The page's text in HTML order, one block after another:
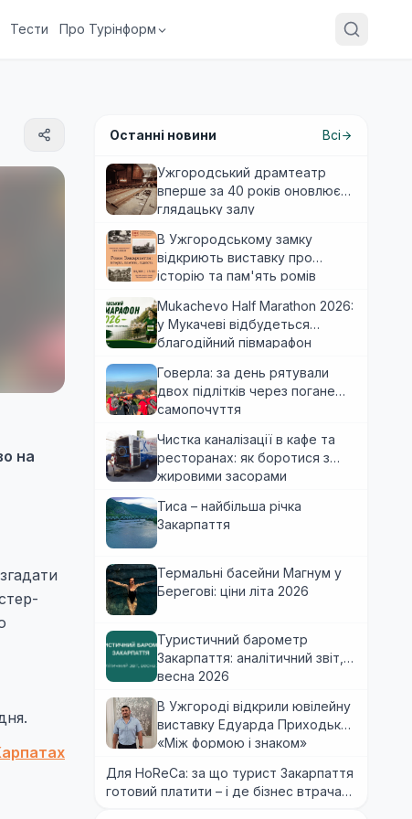
Тести Про Турінформ
на
Останні новини Всі
Ужгородський драмтеатр
вперше за 40 років оновлює
глядацьку залу
В Ужгородському замку
відкриють виставку про
історію та пам'ять ромів
Mukachevo Half Marathon 2026:
у Мукачеві відбудеться
благодійний півмарафон
Говерла: за день рятували
двох підлітків через погане
самопочуття
Чистка каналізації в кафе та
ресторанах: як боротися з
жировими засорами
Тиса – найбільша річка
Закарпаття
Термальні басейни Магнум у
Берегові: ціни літа 2026
Туристичний барометр
Закарпаття: аналітичний звіт,
весна 2026
В Ужгороді відкрили ювілейну
виставку Едуарда Приходька
«Між формою і знаком»
Для HoReCa: за що турист Закарпаття
готовий платити – і де бізнес втрачає